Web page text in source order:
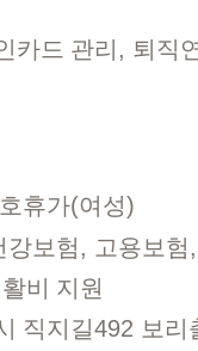
카드 관리 , 퇴직
휴가(여성)
강보험 , 고용보험
비 지원
직지길492 보리